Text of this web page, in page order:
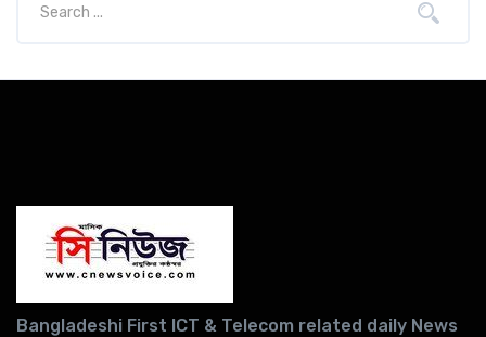
Bangladeshi First ICT & Telecom related daily News